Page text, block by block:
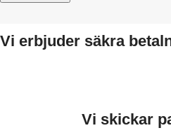
Vi erbjuder säkra
Vi skickar